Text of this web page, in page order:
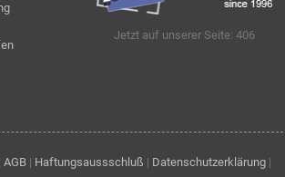
Jetzt auf unserer Seite: 406
AGB | Haftungsaussschluß | Datenschutzerklärung |